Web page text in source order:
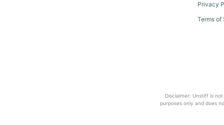
Privacy
Terms of
Disclaimer: Unstiff is
purposes only and does